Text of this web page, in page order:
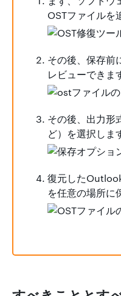
OSTファイルを
その後、保存前
レビューできま
その後、出力形
ど）を選択しま
復元した
を任意の場所に